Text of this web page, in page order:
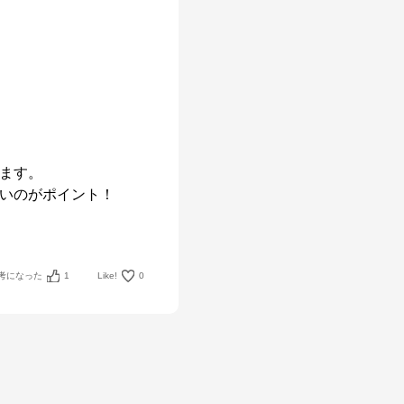
す。
のがポイント！
になった 1 Like! 0